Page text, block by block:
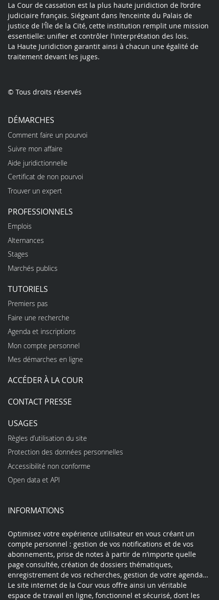
La Cour de cassation est la plus haute juridiction de l’ordre
judiciaire français. Siégeant dans l’enceinte du Palais de
justice de l'Île de la Cité, cette institution remplit une mission
essentielle: unifier et contrôler l'interprétation des lois.
La Haute Juridiction garantit ainsi à chacun une égalité de
traitement devant les juges.
© Tous droits réservés
DÉMARCHES
Comment faire un pourvoi
Suivre mon affaire
Aide juridictionnelle
Certificat de non pourvoi
Trouver un expert
PROFESSIONNELS
Emplois
Alternances
Stages
Marchés publics
TUTORIELS
Premiers pas
Faire une recherche
Agenda et inscriptions
Mon compte personnel
Mes démarches en ligne
ACCÉDER À LA COUR
CONTACT PRESSE
USAGES
Règles d’utilisation du site
Protection des données personnelles
Accessibilité non conforme
Open data et API
INFORMATIONS
Optimisez votre expérience utilisateur en vous créant un
compte personnel : gestion de vos notifications et de vos
abonnements, prise de notes à partir de n’importe quelle
page consultée, création de dossiers thématiques,
enregistrement de vos recherches, gestion de votre agenda…
Le site internet de la Cour vous offre ainsi un véritable
espace de travail en ligne, fonctionnel et sécurisé, dont les